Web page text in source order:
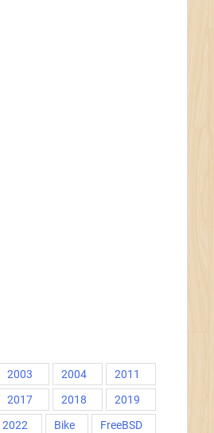
2003 2004
2011
2017 2018
2019
2022 Bike
FreeBSD